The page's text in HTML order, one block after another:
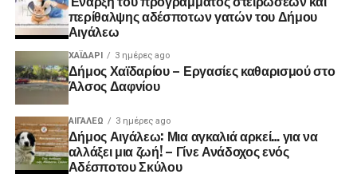
περίθαλψης αδέσποτων γατών του Δήμου
Αιγάλεω
ΧΑΪΔΑΡΙ 3 ημέρες ago
Δήμος Χαϊδαρίου – Εργασίες καθαρισμού στο
Άλσος Δαφνίου
ΑΙΓΑΛΕΩ 3 ημέρες ago
Δήμος Αιγάλεω: Μια αγκαλιά αρκεί… για να
αλλάξει μια ζωή! – Γίνε Ανάδοχος ενός
Αδέσποτου Σκύλου